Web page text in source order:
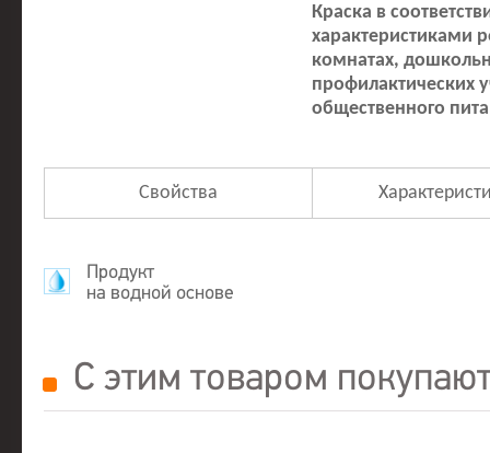
Краска в
характеристиками
комнатах,
профилактических
общественного
Свойства
Продукт
на водной основе
С этим товаром